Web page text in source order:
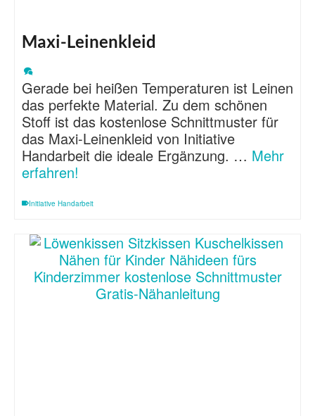
Maxi-Leinenkleid
Gerade bei heißen Temperaturen ist Leinen
das perfekte Material. Zu dem schönen
Stoff ist das kostenlose Schnittmuster für
das Maxi-Leinenkleid von Initiative
Handarbeit die ideale Ergänzung. … Mehr
erfahren!
Initiative Handarbeit